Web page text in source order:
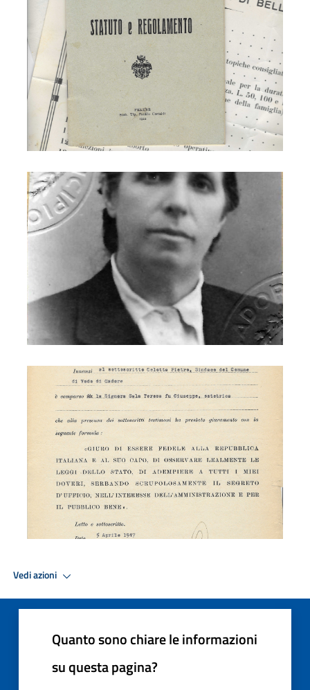
Levatrice Teresa Sala
Levatrice Teresa Sala
Vedi azioni
Quanto sono chiare le informazioni
su questa pagina?